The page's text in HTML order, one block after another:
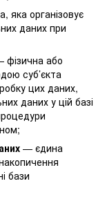
яка організовує
даних при
фізична або
суб’єкта
цих даних,
даних у цій базі
— єдина
бази